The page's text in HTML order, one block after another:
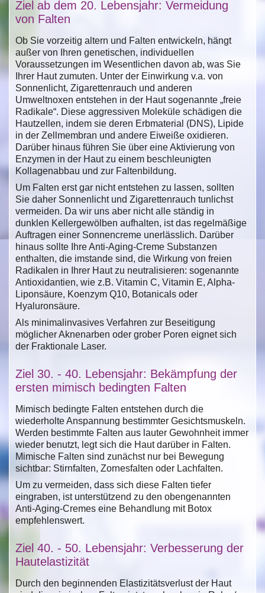
Ziel ab dem 20. Lebensjahr: Vermeidung
von Falten
Ob Sie vorzeitig altern und Falten entwickeln, hängt
außer von Ihren genetischen, individuellen
Voraussetzungen im Wesentlichen davon ab, was Sie
Ihrer Haut zumuten. Unter der Einwirkung v.a. von
Sonnenlicht, Zigarettenrauch und anderen
Umweltnoxen entstehen in der Haut sogenannte „freie
Radikale“. Diese aggressiven Moleküle schädigen die
Hautzellen, indem sie deren Erbmaterial (DNS), Lipide
in der Zellmembran und andere Eiweiße oxidieren.
Darüber hinaus führen Sie über eine Aktivierung von
Enzymen in der Haut zu einem beschleunigten
Kollagenabbau und zur Faltenbildung.
Um Falten erst gar nicht entstehen zu lassen, sollten
Sie daher Sonnenlicht und Zigarettenrauch tunlichst
vermeiden. Da wir uns aber nicht alle ständig in
dunklen Kellergewölben aufhalten, ist das regelmäßige
Auftragen einer Sonnencreme unerlässlich. Darüber
hinaus sollte Ihre Anti-Aging-Creme Substanzen
enthalten, die imstande sind, die Wirkung von freien
Radikalen in Ihrer Haut zu neutralisieren: sogenannte
Antioxidantien, wie z.B. Vitamin C, Vitamin E, Alpha-
Liponsäure, Koenzym Q10, Botanicals oder
Hyaluronsäure.
Als minimalinvasives Verfahren zur Beseitigung
möglicher Aknenarben oder grober Poren eignet sich
der Fraktionale Laser.
Ziel 30. - 40. Lebensjahr: Bekämpfung der
ersten mimisch bedingten Falten
Mimisch bedingte Falten entstehen durch die
wiederholte Anspannung bestimmter Gesichtsmuskeln.
Werden bestimmte Falten aus lauter Gewohnheit immer
wieder benutzt, legt sich die Haut darüber in Falten.
Mimische Falten sind zunächst nur bei Bewegung
sichtbar: Stirnfalten, Zornesfalten oder Lachfalten.
Um zu vermeiden, dass sich diese Falten tiefer
eingraben, ist unterstützend zu den obengenannten
Anti-Aging-Cremes eine Behandlung mit Botox
empfehlenswert.
Ziel 40. - 50. Lebensjahr: Verbesserung der
Hautelastizität
Durch den beginnenden Elastizitätsverlust der Haut